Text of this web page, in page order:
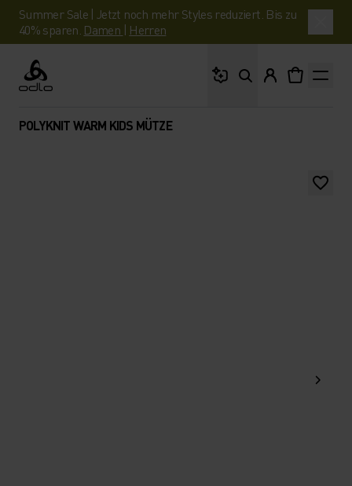
Summer Sale | Jetzt noch mehr Styles reduziert. Bis zu
40% sparen. Damen | Herren
Odlo
POLYKNIT WARM KIDS MÜTZE